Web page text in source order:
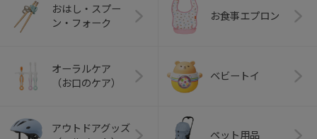
おはし・スプー
ン・フォーク
お食事エプロン
オーラルケア
（お口のケア）
ベビートイ
アウトドアグッズ
ペット用品